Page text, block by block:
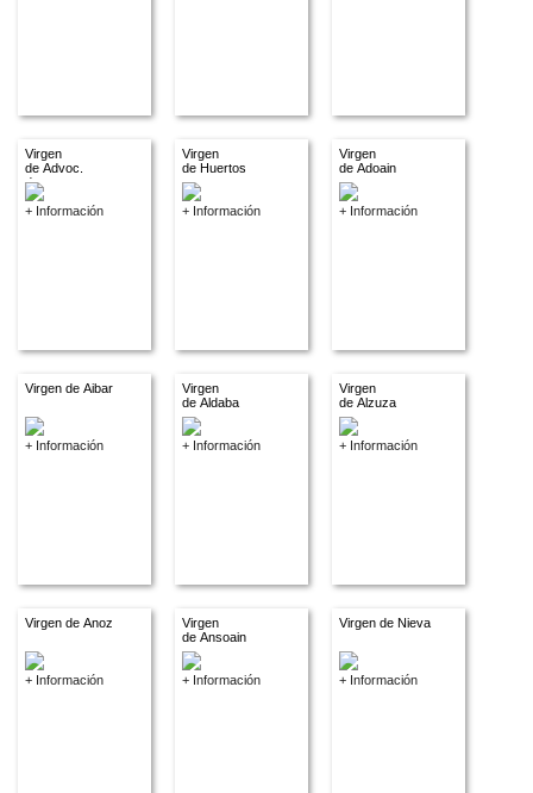
Virgen
de Advoc.
descon.
+ Información
Virgen
de Huertos
+ Información
Virgen
de Adoain
+ Información
Virgen de Aibar
+ Información
Virgen
de Aldaba
+ Información
Virgen
de Alzuza
+ Información
Virgen de Anoz
+ Información
Virgen
de Ansoain
+ Información
Virgen de Nieva
+ Información